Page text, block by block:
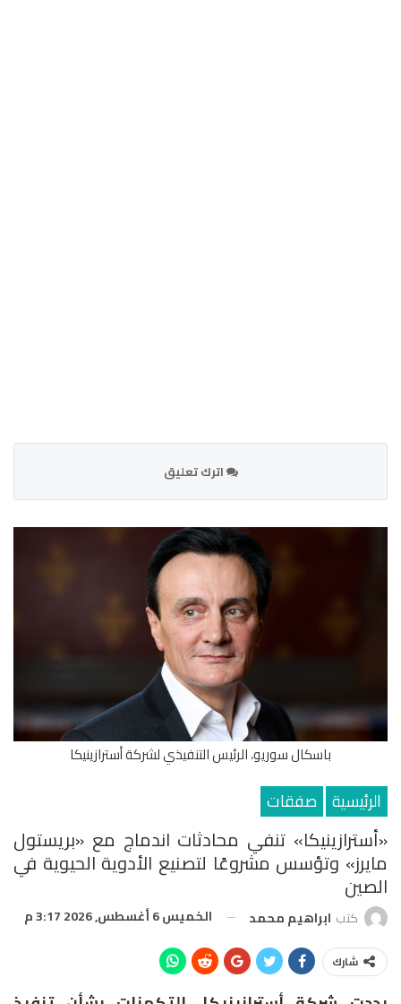
اترك تعليق
باسكال سوريو، الرئيس التنفيذي لشركة أسترازينيكا
الرئيسية صفقات
«أسترازينيكا» تنفي محادثات اندماج مع «بريستول
مايرز» وتؤسس مشروعًا لتصنيع الأدوية الحيوية في
الصين
كتب ابراهيم محمد الخميس 6 أغسطس, 2026 3:17 م
شارك